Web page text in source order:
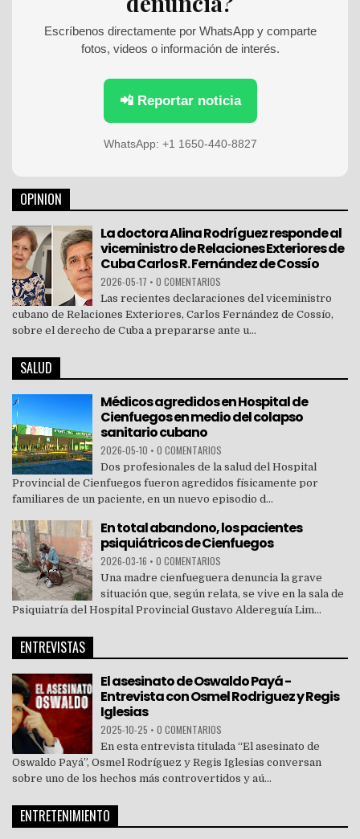
Escríbenos directamente por WhatsApp y comparte
fotos, videos o información de interés.
📲 Reportar noticia
WhatsApp: +1 1650-440-8827
OPINION
La doctora Alina Rodríguez responde al
viceministro de Relaciones Exteriores de
Cuba Carlos R. Fernández de Cossío
2026-05-17 • 0 COMENTARIOS
Las recientes declaraciones del viceministro
cubano de Relaciones Exteriores, Carlos Fernández de Cossío,
sobre el derecho de Cuba a prepararse ante u...
SALUD
Médicos agredidos en Hospital de
Cienfuegos en medio del colapso
sanitario cubano
2026-05-10 • 0 COMENTARIOS
Dos profesionales de la salud del Hospital
Provincial de Cienfuegos fueron agredidos físicamente por
familiares de un paciente, en un nuevo episodio d...
En total abandono, los pacientes
psiquiátricos de Cienfuegos
2026-03-16 • 0 COMENTARIOS
Una madre cienfueguera denuncia la grave
situación que, según relata, se vive en la sala de
Psiquiatría del Hospital Provincial Gustavo Aldereguía Lim...
ENTREVISTAS
El asesinato de Oswaldo Payá -
Entrevista con Osmel Rodriguez y Regis
Iglesias
2025-10-25 • 0 COMENTARIOS
En esta entrevista titulada “El asesinato de
Oswaldo Payá”, Osmel Rodríguez y Regis Iglesias conversan
sobre uno de los hechos más controvertidos y aú...
ENTRETENIMIENTO